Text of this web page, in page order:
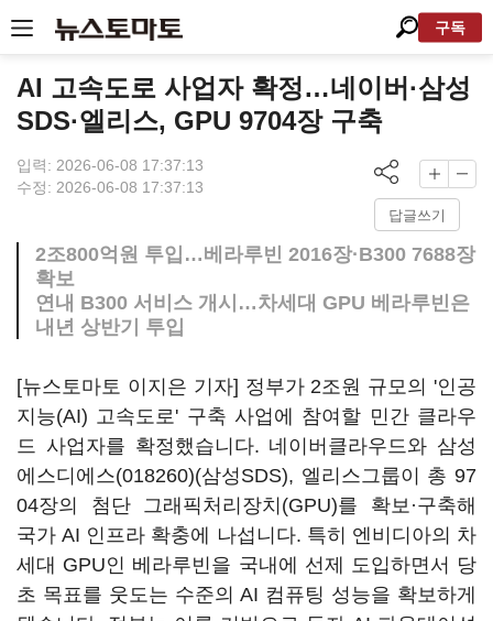
구독
AI 고속도로 사업자 확정…네이버·삼성
SDS·엘리스, GPU 9704장 구축
입력: 2026-06-08 17:37:13
수정: 2026-06-08 17:37:13
답글쓰기
2조800억원 투입…베라루빈 2016장·B300 7688장
확보
연내 B300 서비스 개시…차세대 GPU 베라루빈은
내년 상반기 투입
[뉴스토마토 이지은 기자] 정부가 2조원 규모의 '인공
지능(AI) 고속도로' 구축 사업에 참여할 민간 클라우
드 사업자를 확정했습니다. 네이버클라우드와 삼성
에스디에스(018260)(삼성SDS), 엘리스그룹이 총 97
04장의 첨단 그래픽처리장치(GPU)를 확보·구축해
국가 AI 인프라 확충에 나섭니다. 특히 엔비디아의 차
세대 GPU인 베라루빈을 국내에 선제 도입하면서 당
초 목표를 웃도는 수준의 AI 컴퓨팅 성능을 확보하게